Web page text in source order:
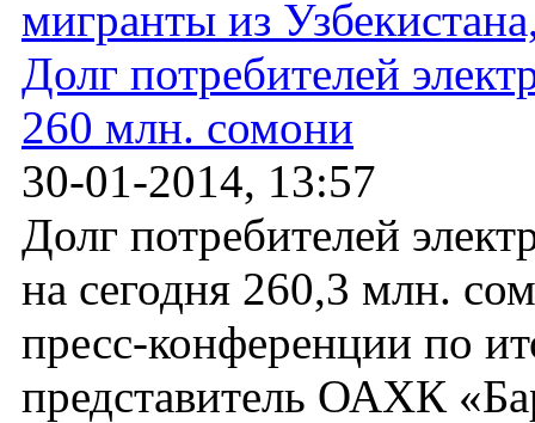
Долг потребителей
260 млн. сомони
30-01-2014, 13:57
Долг потребителей
на сегодня 260,3 млн.
пресс-конференции по
представитель ОАХК